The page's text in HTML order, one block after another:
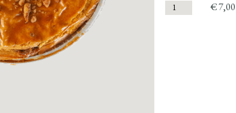
€7,00